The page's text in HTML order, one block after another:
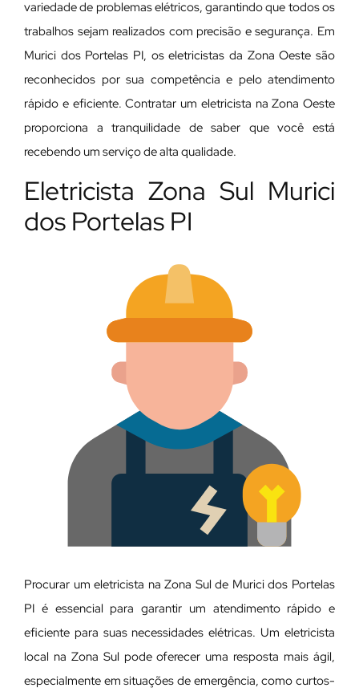
variedade de problemas elétricos, garantindo que todos os
trabalhos sejam realizados com precisão e segurança. Em
Murici dos Portelas PI, os eletricistas da Zona Oeste são
reconhecidos por sua competência e pelo atendimento
rápido e eficiente. Contratar um eletricista na Zona Oeste
proporciona a tranquilidade de saber que você está
recebendo um serviço de alta qualidade.
Eletricista Zona Sul Murici
dos Portelas PI
Procurar um eletricista na Zona Sul de Murici dos Portelas
PI é essencial para garantir um atendimento rápido e
eficiente para suas necessidades elétricas. Um eletricista
local na Zona Sul pode oferecer uma resposta mais ágil,
especialmente em situações de emergência, como curtos-